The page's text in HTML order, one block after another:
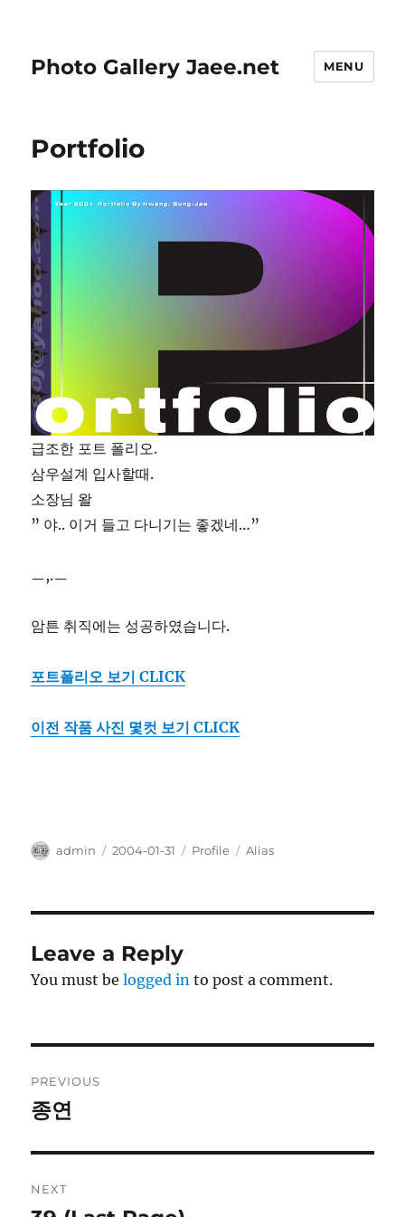
Photo Gallery Jaee.net MENU
Portfolio
급조한 포트 폴리오.
삼우설계 입사할때.
소장님 왈
” 야.. 이거 들고 다니기는 좋겠네…”
ㅡ,.ㅡ
암튼 취직에는 성공하였습니다.
포트폴리오 보기 CLICK
이전 작품 사진 몇컷 보기 CLICK
Author
admin
Posted
2004-01-31 Categories
Profile Tags
Alias
Leave a Reply
You must belogged in to post a comment.
navigation
PREVIOUS
Previous
종연
NEXT